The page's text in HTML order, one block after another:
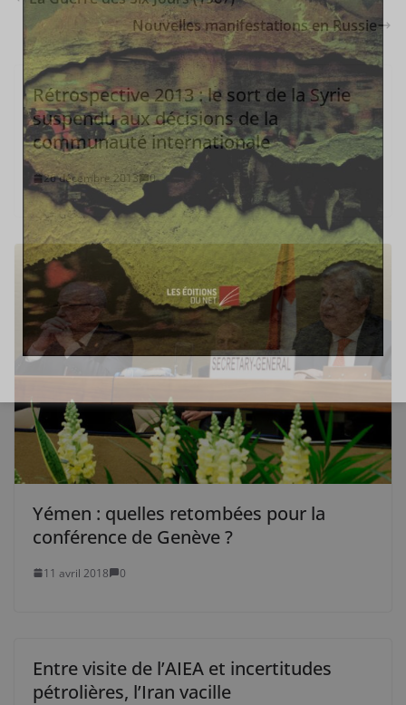
Nouvelles manifestations en Russie
Rétrospective 2013 : le sort de la Syrie
suspendu aux décisions de la
communauté internationale
26 décembre 2013 0
Yémen : quelles retombées pour la
conférence de Genève ?
11 avril 2018 0
Entre visite de l’AIEA et incertitudes
pétrolières, l’Iran vacille